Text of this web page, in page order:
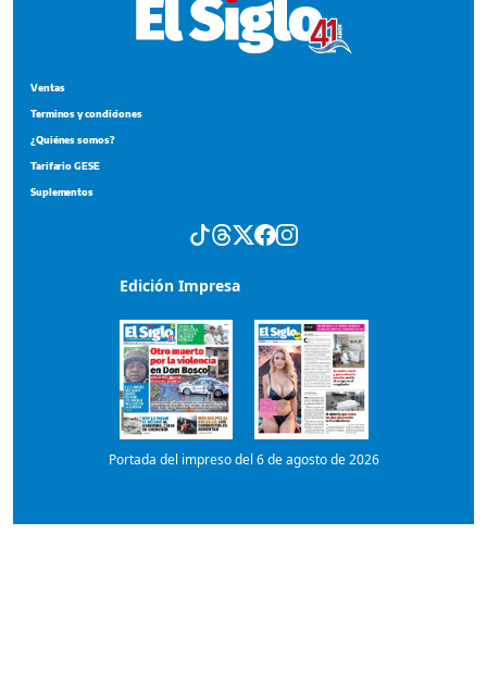
Ventas
Terminos y condiciones
¿Quiénes somos?
Tarifario GESE
Suplementos
Edición Impresa
Portada del impreso del 6 de agosto de 2026